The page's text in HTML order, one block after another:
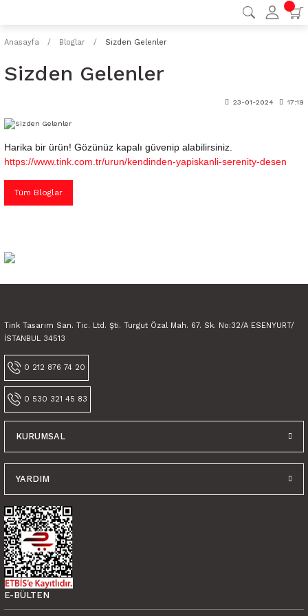
Anasayfa Bloglar Sizden Gelenler
Sizden Gelenler
23-01-2024 17:19
Harika bir ürün! Gözünüz kapalı güvenip alabilirsiniz.
https://www.tink.com.tr/urun/kendinden-yapiskanli-serenity-desen
Tüm Bloglar
Tink Tasarım San. Tic. Ltd. Şti. Turgut Özal Mah. 67. Sk. No:32/A ESENYURT/
İSTANBUL 34513
0 212 876 74 20
0 530 321 45 83
KURUMSAL
YARDIM
E-BÜLTEN